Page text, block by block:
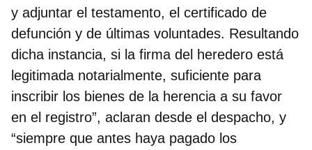
y adjuntar el testamento, el certificado de
defunción y de últimas voluntades. Resultando
dicha instancia, si la firma del heredero está
legitimada notarialmente, suficiente para
inscribir los bienes de la herencia a su favor
en el registro”, aclaran desde el despacho, y
“siempre que antes haya pagado los